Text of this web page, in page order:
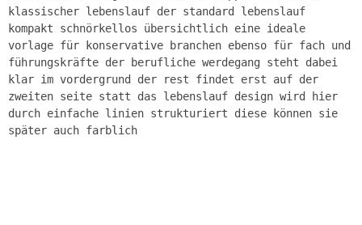
klassischer lebenslauf der standard lebenslauf
kompakt schnörkellos übersichtlich eine ideale
vorlage für konservative branchen ebenso für fach und
führungskräfte der berufliche werdegang steht dabei
klar im vordergrund der rest findet erst auf der
zweiten seite statt das lebenslauf design wird hier
durch einfache linien strukturiert diese können sie
später auch farblich